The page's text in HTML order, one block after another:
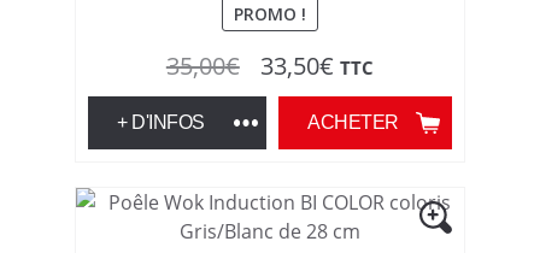
PROMO !
35,00€
Le
prix
initial
35,00€.
33,50€ Le
prix
actuel
33,50€.
TTC
ACHETER
+ D'INFOS